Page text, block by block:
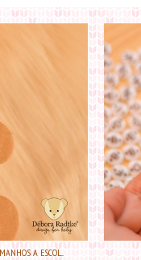
A ESCOL...